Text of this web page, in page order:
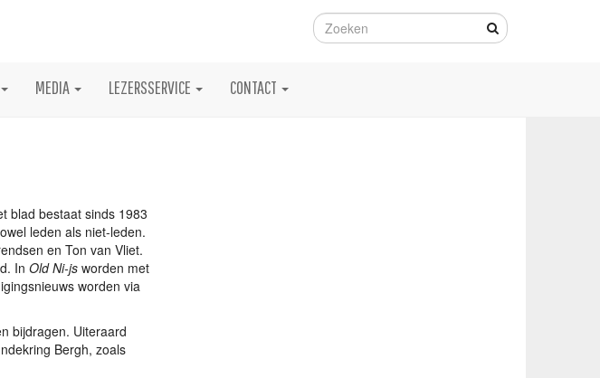
MEDIA LEZERSSERVICE CONTACT
blad bestaat sinds 1983
leden als niet-leden.
en Ton van Vliet.
In Old Ni-js worden met
worden via
bijdragen. Uiteraard
Bergh, zoals